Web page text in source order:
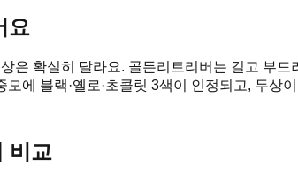
요
은 확실히 달라요. 골든리트리버는 길고 부
에 블랙·옐로·초콜릿 3색이 인정되고, 두상
비교